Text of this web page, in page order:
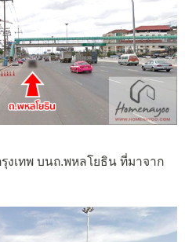
รุงเทพ บนถ.พหลโยธิน ที่มาจาก